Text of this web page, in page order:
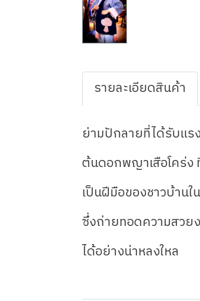
รายละเอียดสินค้า
ย่ามปักลายที่ได้รับแร
ต้นดอกพญาเสือโคร่ง
เป็นฝีมือของชาวบ้านใ
ซึ่งถ่ายทอดความสวย
ได้อย่างน่าหลงใหล